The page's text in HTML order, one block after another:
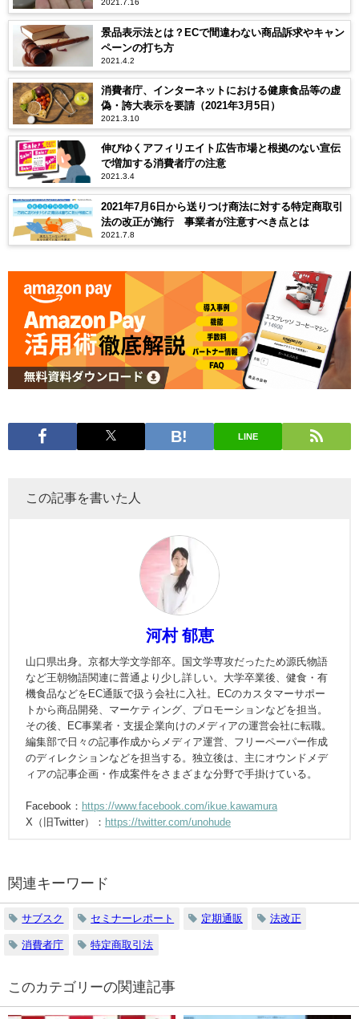
2021.7.16
景品表示法とは？ECで間違わない商品訴求やキャン
ペーンの打ち方
2021.4.2
消費者庁、インターネットにおける健康食品等の虚
偽・誇大表示を要請（2021年3月5日）
2021.3.10
伸びゆくアフィリエイト広告市場と根拠のない宣伝
で増加する消費者庁の注意
2021.3.4
2021年7月6日から送りつけ商法に対する特定商取引
法の改正が施行 事業者が注意すべき点とは
2021.7.8
LINE
この記事を書いた人
河村 郁恵
山口県出身。京都大学文学部卒。国文学専攻だったため源氏物語
など王朝物語関連に普通より少し詳しい。大学卒業後、健食・有
機食品などをEC通販で扱う会社に入社。ECのカスタマーサポー
トから商品開発、マーケティング、プロモーションなどを担当。
その後、EC事業者・支援企業向けのメディアの運営会社に転職。
編集部で日々の記事作成からメディア運営、フリーペーパー作成
のディレクションなどを担当する。独立後は、主にオウンドメデ
ィアの記事企画・作成案件をさまざまな分野で手掛けている。
Facebook： https://www.facebook.com/ikue.kawamura
X（旧Twitter）： https://twitter.com/unohude
関連キーワード
サブスク セミナーレポート 定期通販 法改正
消費者庁 特定商取引法
の関連記事